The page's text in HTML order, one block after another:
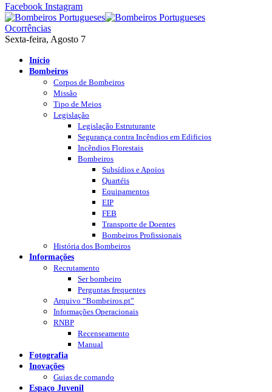
Facebook Instagram
Ocorrências
Sexta-feira, Agosto 7
Início
Bombeiros
Corpos de Bombeiros
Missão
Tipo de Meios
Legislação
Legislação Estruturante
Segurança contra Incêndios em Edificios
Incêndios Florestais
Bombeiros
Subsídios e Apoios
Quartéis
Equipamentos
EIP
FEB
Transporte de Doentes
Bombeiros Profissionais
História dos Bombeiros
Informações
Recrutamento
Ser bombeiro
Perguntas frequentes
Arquivo “Bombeiros.pt”
Informações Operacionais
RNBP
Recenseamento
Manual
Fotografia
Inovações
Guias de comando
Espaço Juvenil